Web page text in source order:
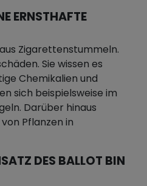
ERNSTHAFTE
Zigarettenstummeln.
Sie wissen es
Chemikalien und
sich beispielsweise im
Darüber hinaus
Pflanzen in
DES BALLOT BIN